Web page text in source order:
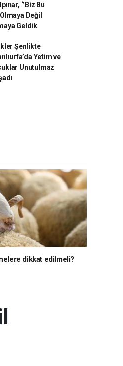
‘’Biz Bu
Değil
Geldik
Şenlikte
Yetim ve
Unutulmaz
dikkat edilmeli?